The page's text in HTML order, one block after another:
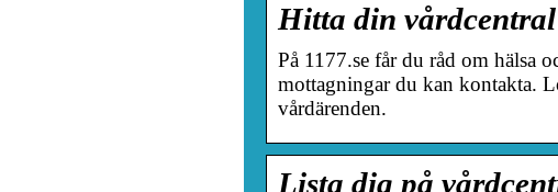
Hitta din
På 1177.se får du råd om hälsa
mottagningar du kan kontakta.
vårdärenden.
Lista dig på